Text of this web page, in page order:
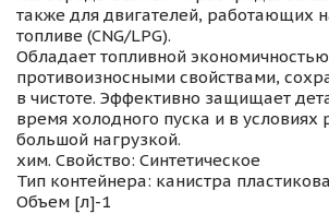
также для двигателей, работающих
топливе (CNG/LPG).
Обладает топливной
противоизносными свойствами,
в чистоте. Эффективно защищает
время холодного пуска и в условиях
большой нагрузкой.
хим. Свойство: Синтетическое
Тип контейнера: канистра
Объем [л]-1